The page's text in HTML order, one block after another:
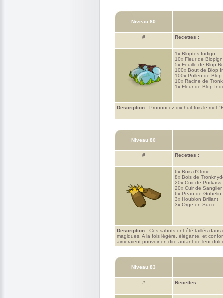
Niveau 80
# Recettes :
1x Bloptes Indigo
10x Fleur de
5x Feuille de Blop
100x Bout de Blop
100x Pollen de Blop
10x Racine de
1x Fleur de Blop
Description : Prononcez dix-huit fois le mot
Niveau 80
# Recettes :
6x Bois d'Orme
8x Bois de
20x Cuir de Porkass
20x Cuir de
6x Peau de Gobelin
3x Houblon Brillant
3x Orge en Sucre
Description : Ces sabots ont été taillés dans
magiques. A la fois légère, élégante, et
aimeraient pouvoir en dire autant de leur
Niveau 83
# Recettes :